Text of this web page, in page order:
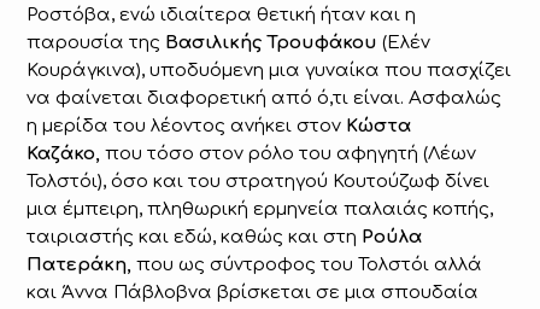
Ροστόβα, ενώ ιδιαίτερα θετική ήταν και η
παρουσία της Βασιλικής Τρουφάκου (Ελέν
Κουράγκινα), υποδυόμενη μια γυναίκα που πασχίζει
να φαίνεται διαφορετική από ό,τι είναι. Ασφαλώς
η μερίδα του λέοντος ανήκει στον Κώστα
Καζάκο, που τόσο στον ρόλο του αφηγητή (Λέων
Τολστόι), όσο και του στρατηγού Κουτούζωφ δίνει
μια έμπειρη, πληθωρική ερμηνεία παλαιάς κοπής,
ταιριαστής και εδώ, καθώς και στη Ρούλα
Πατεράκη, που ως σύντροφος του Τολστόι αλλά
και Άννα Πάβλοβνα βρίσκεται σε μια σπουδαία